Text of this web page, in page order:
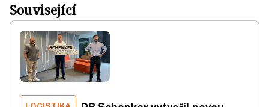
Související